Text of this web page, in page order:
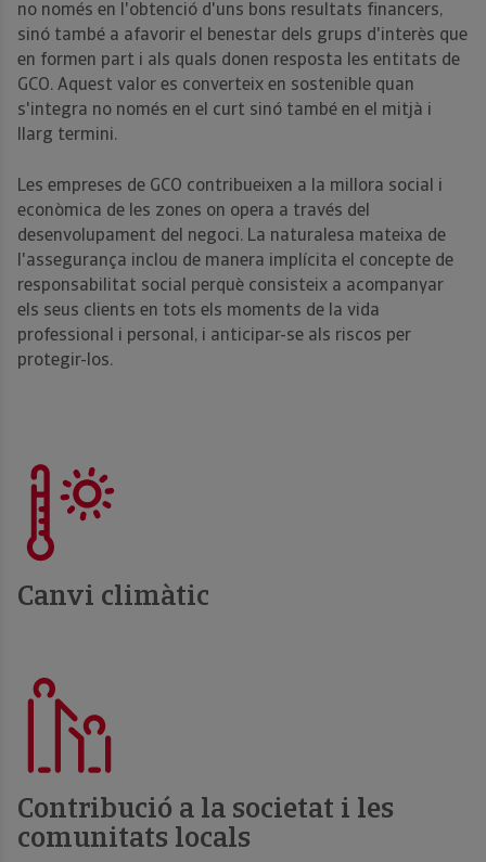
no només en l'obtenció d'uns bons resultats financers,
sinó també a afavorir el benestar dels grups d'interès que
en formen part i als quals donen resposta les entitats de
GCO. Aquest valor es converteix en sostenible quan
s'integra no només en el curt sinó també en el mitjà i
llarg termini.
Les empreses de GCO contribueixen a la millora social i
econòmica de les zones on opera a través del
desenvolupament del negoci. La naturalesa mateixa de
l'assegurança inclou de manera implícita el concepte de
responsabilitat social perquè consisteix a acompanyar
els seus clients en tots els moments de la vida
professional i personal, i anticipar-se als riscos per
protegir-los.
Canvi climàtic
Contribució a la societat i les
comunitats locals